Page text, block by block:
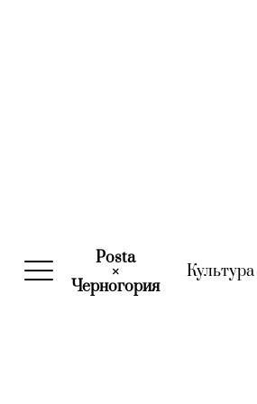
Posta
×
Черногория(current)
Культура